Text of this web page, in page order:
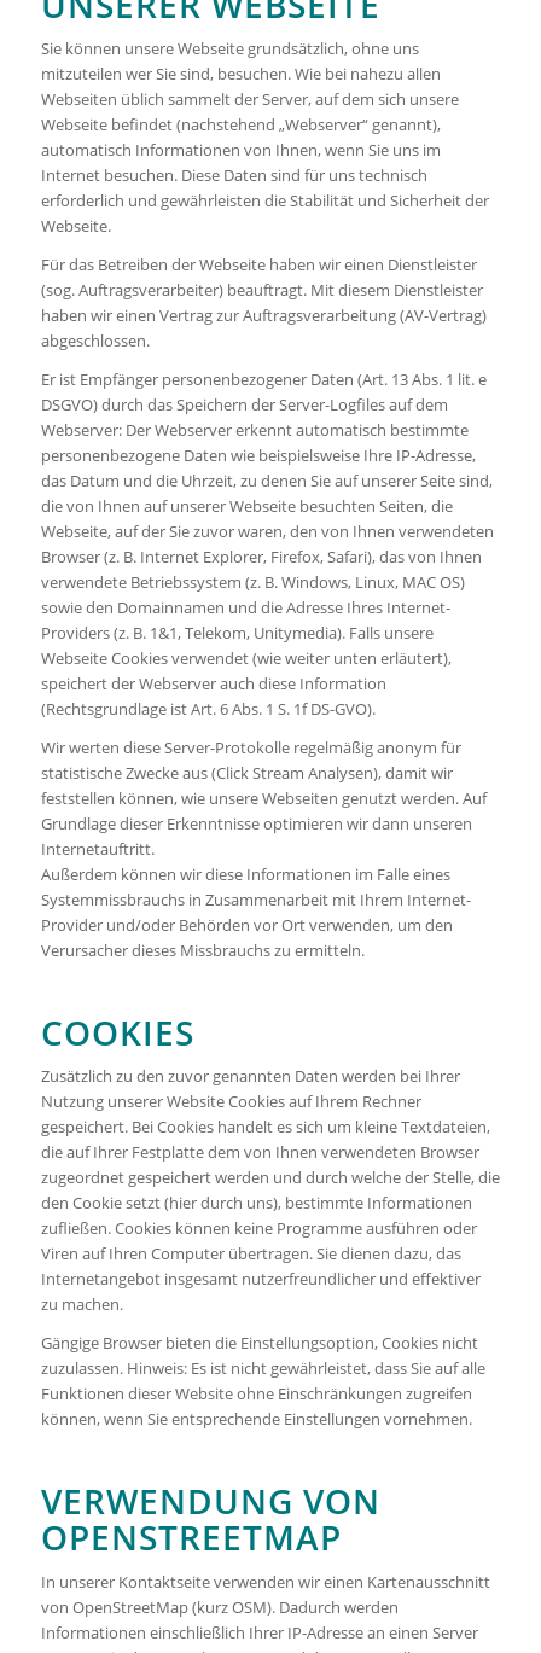
Sie können unsere Webseite grundsätzlich, ohne uns
mitzuteilen wer Sie sind, besuchen. Wie bei nahezu allen
Webseiten üblich sammelt der Server, auf dem sich unsere
Webseite befindet (nachstehend „Webserver“ genannt),
automatisch Informationen von Ihnen, wenn Sie uns im
Internet besuchen. Diese Daten sind für uns technisch
erforderlich und gewährleisten die Stabilität und Sicherheit der
Webseite.
Für das Betreiben der Webseite haben wir einen Dienstleister
(sog. Auftragsverarbeiter) beauftragt. Mit diesem Dienstleister
haben wir einen Vertrag zur Auftragsverarbeitung (AV-Vertrag)
abgeschlossen.
Er ist Empfänger personenbezogener Daten (Art. 13 Abs. 1 lit. e
DSGVO) durch das Speichern der Server-Logfiles auf dem
Webserver: Der Webserver erkennt automatisch bestimmte
personenbezogene Daten wie beispielsweise Ihre IP-Adresse,
das Datum und die Uhrzeit, zu denen Sie auf unserer Seite sind,
die von Ihnen auf unserer Webseite besuchten Seiten, die
Webseite, auf der Sie zuvor waren, den von Ihnen verwendeten
Browser (z. B. Internet Explorer, Firefox, Safari), das von Ihnen
verwendete Betriebssystem (z. B. Windows, Linux, MAC OS)
sowie den Domainnamen und die Adresse Ihres Internet-
Providers (z. B. 1&1, Telekom, Unitymedia). Falls unsere
Webseite Cookies verwendet (wie weiter unten erläutert),
speichert der Webserver auch diese Information
(Rechtsgrundlage ist Art. 6 Abs. 1 S. 1f DS-GVO).
Wir werten diese Server-Protokolle regelmäßig anonym für
statistische Zwecke aus (Click Stream Analysen), damit wir
feststellen können, wie unsere Webseiten genutzt werden. Auf
Grundlage dieser Erkenntnisse optimieren wir dann unseren
Internetauftritt.
Außerdem können wir diese Informationen im Falle eines
Systemmissbrauchs in Zusammenarbeit mit Ihrem Internet-
Provider und/oder Behörden vor Ort verwenden, um den
Verursacher dieses Missbrauchs zu ermitteln.
COOKIES
Zusätzlich zu den zuvor genannten Daten werden bei Ihrer
Nutzung unserer Website Cookies auf Ihrem Rechner
gespeichert. Bei Cookies handelt es sich um kleine Textdateien,
die auf Ihrer Festplatte dem von Ihnen verwendeten Browser
zugeordnet gespeichert werden und durch welche der Stelle, die
den Cookie setzt (hier durch uns), bestimmte Informationen
zufließen. Cookies können keine Programme ausführen oder
Viren auf Ihren Computer übertragen. Sie dienen dazu, das
Internetangebot insgesamt nutzerfreundlicher und effektiver
zu machen.
Gängige Browser bieten die Einstellungsoption, Cookies nicht
zuzulassen. Hinweis: Es ist nicht gewährleistet, dass Sie auf alle
Funktionen dieser Website ohne Einschränkungen zugreifen
können, wenn Sie entsprechende Einstellungen vornehmen.
VERWENDUNG VON
OPENSTREETMAP
In unserer Kontaktseite verwenden wir einen Kartenausschnitt
von OpenStreetMap (kurz OSM). Dadurch werden
Informationen einschließlich Ihrer IP-Adresse an einen Server